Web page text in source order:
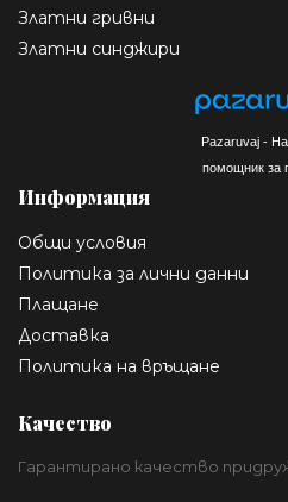
Златни гривни
Златни синджири
Pazaruvaj -
помощник за
Информация
Общи условия
Политика за лични данни
Плащане
Доставка
Политика на връщане
Качество
Гарантирано качество